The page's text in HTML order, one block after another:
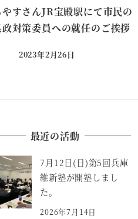
すさんJR宝殿駅にて市民の
対策委員への就任のご挨拶
投稿日
2023年2月26日
最近の活動
7月12日(日)第5回兵庫
維新塾が開塾しまし
た。
2026年7月14日